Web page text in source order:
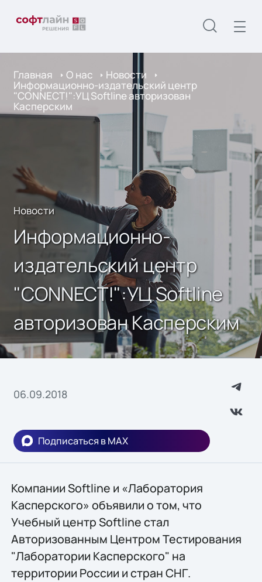
Главная О нас Новости
Информационно-издательский центр
"CONNECT!":УЦ Softline авторизован
Касперским
Новости
Информационно-
издательский центр
"CONNECT!":УЦ Softline
авторизован Касперским
06.09.2018
Подписаться в MAX
Компании Softline и «Лаборатория
Касперского» объявили о том, что
Учебный центр Softline стал
Авторизованным Центром Тестирования
"Лаборатории Касперского" на
территории России и стран СНГ.